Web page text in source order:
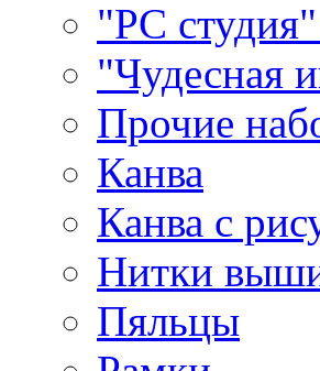
"РС
"Чудесная
Прочие
Канва
Канва с
Нитки
Пяльцы